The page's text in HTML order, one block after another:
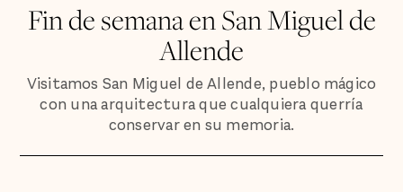
Fin de semana en San Miguel de
Allende
Visitamos San Miguel de Allende, pueblo mágico
con una arquitectura que cualquiera querría
conservar en su memoria.